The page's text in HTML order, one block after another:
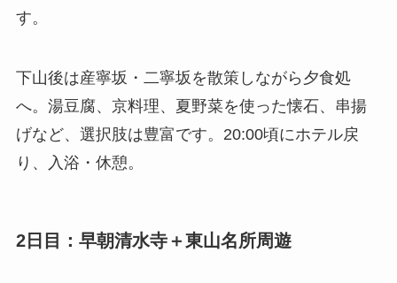
す。
下山後は産寧坂・二寧坂を散策しながら夕食処
へ。湯豆腐、京料理、夏野菜を使った懐石、串揚
げなど、選択肢は豊富です。20:00頃にホテル戻
り、入浴・休憩。
2日目：早朝清水寺＋東山名所周遊